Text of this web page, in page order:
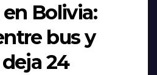
Bolivia:
bus y
24